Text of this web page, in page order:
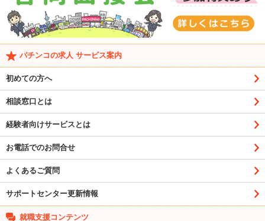
パチンコの求人 サービス案内
初めての方へ
相談窓口とは
経験者向けサービスとは
お電話でのお問合せ
よくあるご質問
サポートセンター更新情報
就職支援コンテンツ